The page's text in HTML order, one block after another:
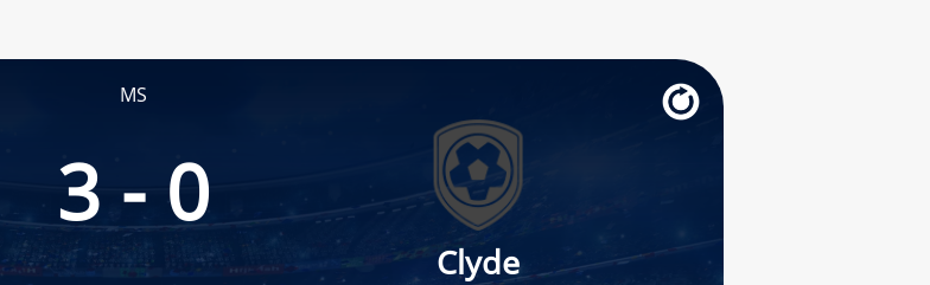
MS
3 - 0
Clyde